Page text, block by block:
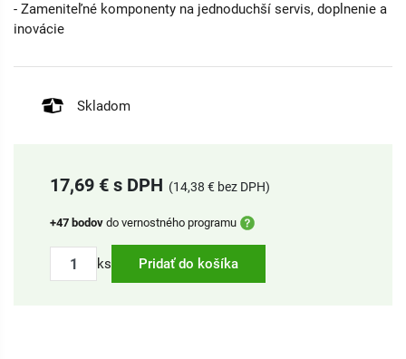
- Zameniteľné komponenty na jednoduchší servis, doplnenie a
inovácie
Skladom
17,69 € s DPH (14,38 € bez DPH)
+47 bodov do vernostného programu
ks Pridať do košíka